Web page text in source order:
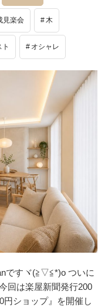
見楽会 木
オシャレ
ですヾ(≧▽≦*)o ついに
回は楽屋新聞発行200
円ショップ』を開催し